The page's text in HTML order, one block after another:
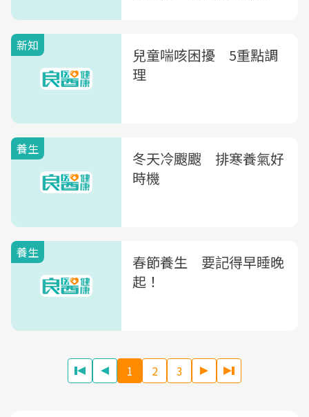
新知
兒童喘咳困擾 5重點調
理
養生
冬天冷颼颼 排寒養氣好
時機
養生
春節養生 要記得早睡晚
起！
1 2 3